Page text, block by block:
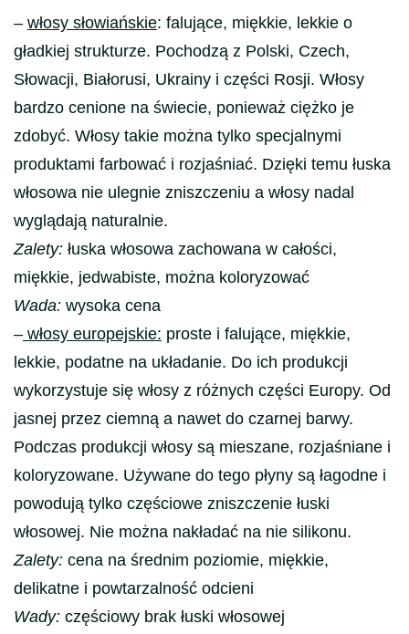
– włosy słowiańskie: falujące, miękkie, lekkie o
gładkiej strukturze. Pochodzą z Polski, Czech,
Słowacji, Białorusi, Ukrainy i części Rosji. Włosy
bardzo cenione na świecie, ponieważ ciężko je
zdobyć. Włosy takie można tylko specjalnymi
produktami farbować i rozjaśniać. Dzięki temu łuska
włosowa nie ulegnie zniszczeniu a włosy nadal
wyglądają naturalnie.
Zalety: łuska włosowa zachowana w całości,
miękkie, jedwabiste, można koloryzować
Wada: wysoka cena
– włosy europejskie: proste i falujące, miękkie,
lekkie, podatne na układanie. Do ich produkcji
wykorzystuje się włosy z różnych części Europy. Od
jasnej przez ciemną a nawet do czarnej barwy.
Podczas produkcji włosy są mieszane, rozjaśniane i
koloryzowane. Używane do tego płyny są łagodne i
powodują tylko częściowe zniszczenie łuski
włosowej. Nie można nakładać na nie silikonu.
Zalety: cena na średnim poziomie, miękkie,
delikatne i powtarzalność odcieni
Wady: częściowy brak łuski włosowej